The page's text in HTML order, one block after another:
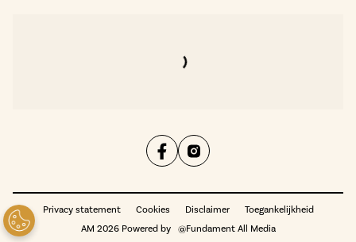
Privacy statement Cookies Disclaimer
Toegankelijkheid
AM 2026 Powered by @Fundament All Media